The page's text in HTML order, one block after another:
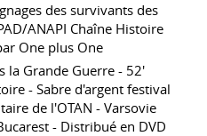
des survivants des
ANAPI Chaîne Histoire
One plus One
la Grande Guerre - 52'
- Sabre d'argent festival
de l'OTAN - Varsovie
- Distribué en DVD